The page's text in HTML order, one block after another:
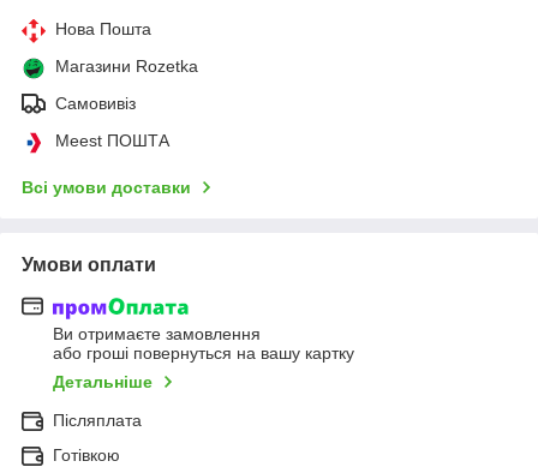
Нова Пошта
Магазини Rozetka
Самовивіз
Meest ПОШТА
Всі умови доставки
Умови оплати
Ви отримаєте замовлення
або гроші повернуться на вашу картку
Детальніше
Післяплата
Готівкою